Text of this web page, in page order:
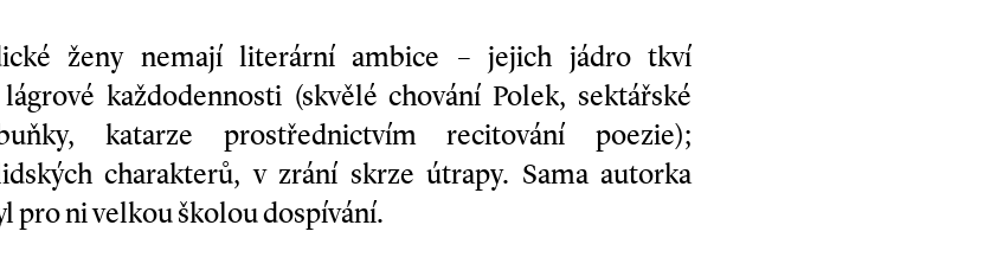
ženy nemají literární ambice – jejich jádro tkví
každodennosti (skvělé chování Polek, sektářské
katarze prostřednictvím recitování poezie);
charakterů, v zrání skrze útrapy. Sama autorka
pro ni velkou školou dospívání.